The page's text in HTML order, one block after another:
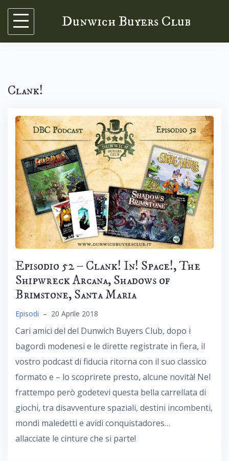
Skip
content
Dunwich Buyers Club
Clank!
Episodio 52 – Clank! In! Space!, The
Shipwreck Arcana, Shadows of
Brimstone, Santa Maria
Episodi – 20 Aprile 2018
Cari amici del del Dunwich Buyers Club, dopo i
bagordi modenesi e le dirette registrate in fiera, il
vostro podcast di fiducia ritorna con il suo classico
formato e – lo scoprirete presto, alcune novità! Nel
frattempo però godetevi questa bella carrellata di
giochi, tra disavventure spaziali, destini incombenti,
mondi maledetti e avidi conquistadores…
allacciate le cinture che si parte!